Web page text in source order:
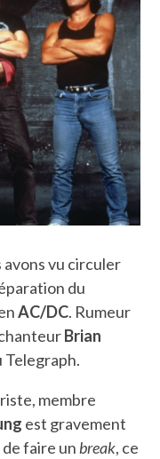
avons vu circuler
du
AC/DC. Rumeur
Brian
Telegraph.
membre
est gravement
faire un break, ce